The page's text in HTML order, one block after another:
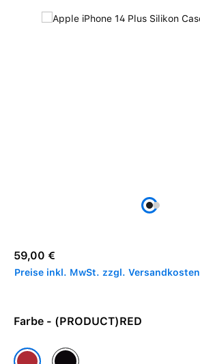
Bildergalerie überspringen
Regulärer Preis:
59,00 €
Preise inkl. MwSt. zzgl. Versandkosten
Farbe - (PRODUCT)RED
(PRODUCT)RED
Mitternacht